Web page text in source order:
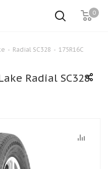
0
- Radial SC328 - 175R16C
Radial SC328